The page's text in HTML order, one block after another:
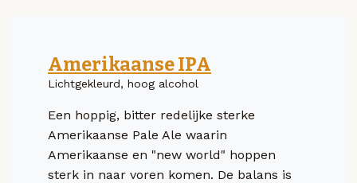
Amerikaanse IPA
Lichtgekleurd, hoog alcohol
Een hoppig, bitter redelijke sterke
Amerikaanse Pale Ale waarin
Amerikaanse en "new world" hoppen
sterk in naar voren komen. De balans is